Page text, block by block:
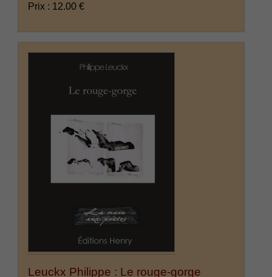
Prix : 12.00 €
Leuckx Philippe : Le rouge-gorge